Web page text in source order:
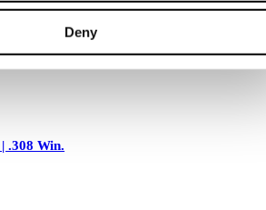
Deny
.308 Win.